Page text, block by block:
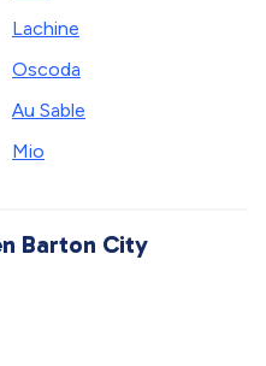
Lachine
Oscoda
Au Sable
Mio
Barton City